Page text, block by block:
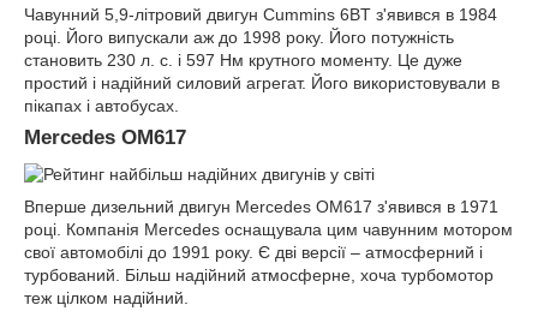
Чавунний 5,9-літровий двигун Cummins 6BT з'явився в 1984
році. Його випускали аж до 1998 року. Його потужність
становить 230 л. с. і 597 Нм крутного моменту. Це дуже
простий і надійний силовий агрегат. Його використовували в
пікапах і автобусах.
Mercedes OM617
Вперше дизельний двигун Mercedes OM617 з'явився в 1971
році. Компанія Mercedes оснащувала цим чавунним мотором
свої автомобілі до 1991 року. Є дві версії – атмосферний і
турбований. Більш надійний атмосферне, хоча турбомотор
теж цілком надійний.